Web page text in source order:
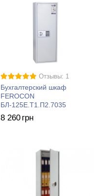
Отзывы: 1
Бухгалтерский шкаф
FEROCON
БЛ-125Е.Т1.П2.7035
8 260 грн